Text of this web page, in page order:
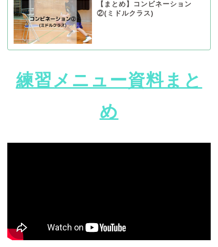
【まとめ】コンビネーション
②(ミドルクラス)
練習メニュー資料まと
め